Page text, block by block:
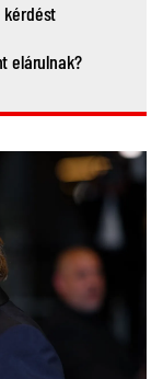
elárulnak?